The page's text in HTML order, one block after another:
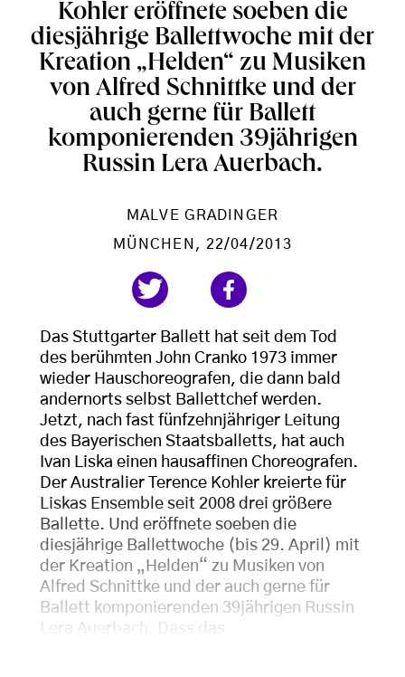
Kohler eröffnete soeben die
diesjährige Ballettwoche mit der
Kreation „Helden“ zu Musiken
von Alfred Schnittke und der
auch gerne für Ballett
komponierenden 39jährigen
Russin Lera Auerbach.
MALVE GRADINGER
MÜNCHEN , 22/04/2013
Das Stuttgarter Ballett hat seit dem Tod
des berühmten John Cranko 1973 immer
wieder Hauschoreografen, die dann bald
andernorts selbst Ballettchef werden.
Jetzt, nach fast fünfzehnjähriger Leitung
des Bayerischen Staatsballetts, hat auch
Ivan Liska einen hausaffinen Choreografen.
Der Australier Terence Kohler kreierte für
Liskas Ensemble seit 2008 drei größere
Ballette. Und eröffnete soeben die
diesjährige Ballettwoche (bis 29. April) mit
der Kreation „Helden“ zu Musiken von
Alfred Schnittke und der auch gerne für
Ballett komponierenden 39jährigen Russin
Lera Auerbach. Dass das